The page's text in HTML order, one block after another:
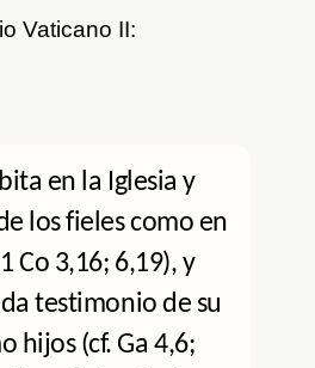
Vaticano II:
en la Iglesia y
los fieles como en
Co 3,16; 6,19), y
testimonio de su
hijos (cf. Ga 4,6;